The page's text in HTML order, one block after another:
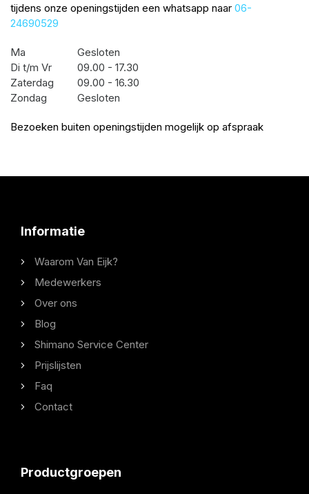
tijdens onze openingstijden een whatsapp naar 06-
24690529
Ma
Gesloten
Di t/m Vr
09.00 - 17.30
Zaterdag
09.00 - 16.30
Zondag
Gesloten
Bezoeken buiten openingstijden mogelijk op afspraak
Informatie
Waarom Van Eijk?
Medewerkers
Over ons
Blog
Shimano Service Center
Prijslijsten
Faq
Contact
Productgroepen